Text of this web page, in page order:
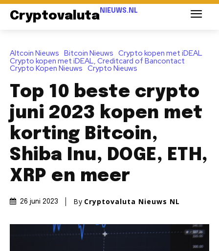
Cryptovaluta NIEUWS.NL
Altcoin Nieuws Bitcoin Nieuws Crypto kopen met iDEAL
Crypto kopen met iDEAL, Creditcard of Bancontact
Crypto Kopen Nieuws Crypto Nieuws
Top 10 beste crypto
juni 2023 kopen met
korting Bitcoin,
Shiba Inu, DOGE, ETH,
XRP en meer
26 juni 2023 By Cryptovaluta Nieuws NL